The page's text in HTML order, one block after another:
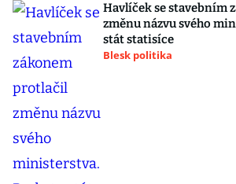
Havlíček se stavebním
změnu názvu svého
stát statisíce
Blesk politika